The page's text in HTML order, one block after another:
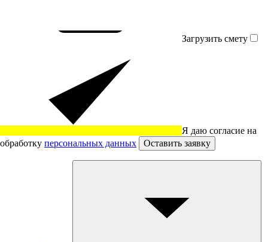
Загрузить смету
Я даю согласие на
обработку персональных данных Оставить заявку